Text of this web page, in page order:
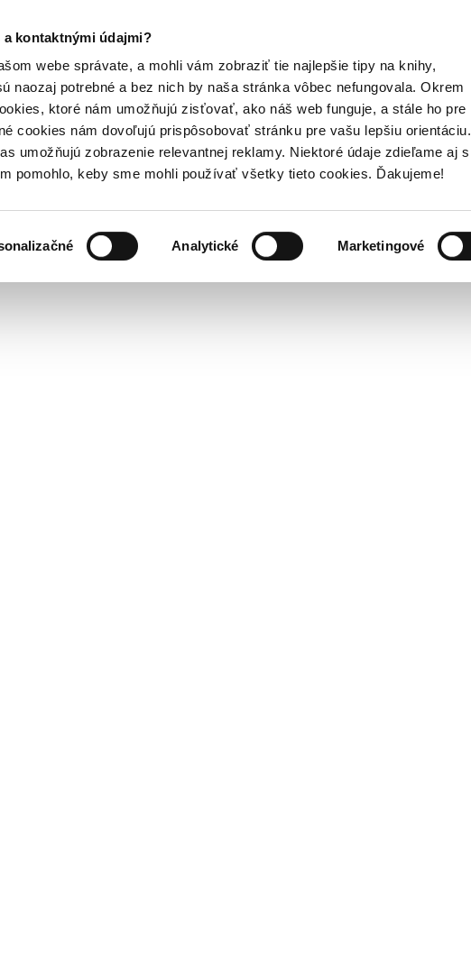
kontaktnými údajmi?
webe správate, a mohli vám zobraziť tie najlepšie tipy na knihy,
naozaj potrebné a bez nich by naša stránka vôbec nefungovala. Okrem
ktoré nám umožňujú zisťovať, ako náš web funguje, a stále ho pre
cookies nám dovoľujú prispôsobovať stránku pre vašu lepšiu orientáciu.
umožňujú zobrazenie relevantnej reklamy. Niektoré údaje zdieľame aj s
pomohlo, keby sme mohli používať všetky tieto cookies. Ďakujeme!
Analytické Marketingové